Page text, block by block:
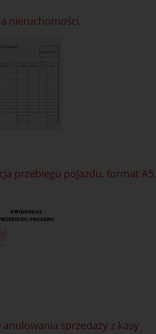
nieruchomości,
przebiegu pojazdu, format A5,
anulowania sprzedaży z kasy